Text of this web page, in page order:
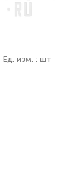
Ед. изм. : шт